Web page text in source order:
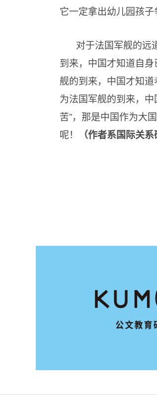
它一定拿出幼儿园孩
对于法国军舰的远
到来，中国才知道自
舰的到来，中国才知
为法国军舰的到来，
苦”，那是中国作为大
呢！
（作者系国际关系